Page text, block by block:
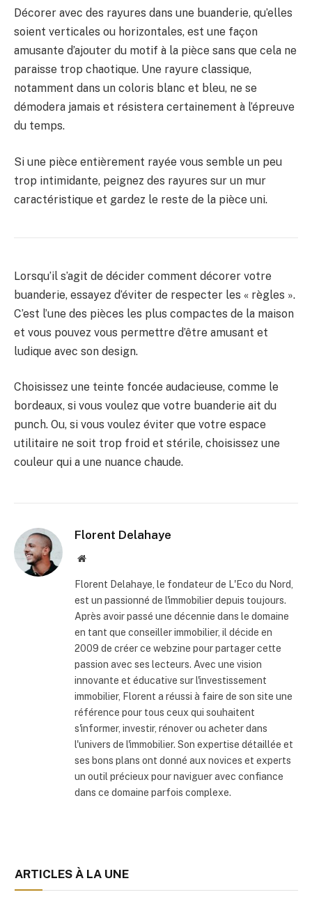
Décorer avec des rayures dans une buanderie, qu’elles
soient verticales ou horizontales, est une façon
amusante d’ajouter du motif à la pièce sans que cela ne
paraisse trop chaotique. Une rayure classique,
notamment dans un coloris blanc et bleu, ne se
démodera jamais et résistera certainement à l’épreuve
du temps.
Si une pièce entièrement rayée vous semble un peu
trop intimidante, peignez des rayures sur un mur
caractéristique et gardez le reste de la pièce uni.
Lorsqu’il s’agit de décider comment décorer votre
buanderie, essayez d’éviter de respecter les « règles ».
C’est l’une des pièces les plus compactes de la maison
et vous pouvez vous permettre d’être amusant et
ludique avec son design.
Choisissez une teinte foncée audacieuse, comme le
bordeaux, si vous voulez que votre buanderie ait du
punch. Ou, si vous voulez éviter que votre espace
utilitaire ne soit trop froid et stérile, choisissez une
couleur qui a une nuance chaude.
Florent Delahaye
Site
Florent Delahaye, le fondateur de L'Eco du Nord,
est un passionné de l'immobilier depuis toujours.
Après avoir passé une décennie dans le domaine
en tant que conseiller immobilier, il décide en
2009 de créer ce webzine pour partager cette
passion avec ses lecteurs. Avec une vision
innovante et éducative sur l'investissement
immobilier, Florent a réussi à faire de son site une
référence pour tous ceux qui souhaitent
s'informer, investir, rénover ou acheter dans
l'univers de l'immobilier. Son expertise détaillée et
ses bons plans ont donné aux novices et experts
un outil précieux pour naviguer avec confiance
dans ce domaine parfois complexe.
ARTICLES À LA UNE